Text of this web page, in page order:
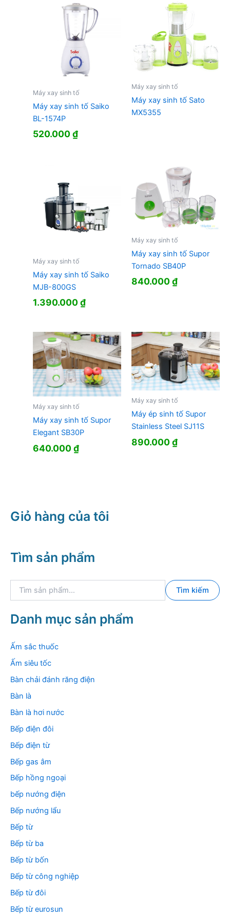
Máy xay sinh tố
Máy xay sinh tố Saiko
BL-1574P
520.000₫
Máy xay sinh tố
Máy xay sinh tố Sato
MX5355
Máy xay sinh tố
Máy xay sinh tố Saiko
MJB-800GS
1.390.000₫
Máy xay sinh tố
Máy xay sinh tố Supor
Tornado SB40P
840.000₫
Máy xay sinh tố
Máy xay sinh tố Supor
Elegant SB30P
640.000₫
Máy xay sinh tố
Máy ép sinh tố Supor
Stainless Steel SJ11S
890.000₫
Giỏ hàng của tôi
Tìm sản phẩm
k
i
m
Tìm kiếm
Danh mục sản phẩm
Ấm sắc thuốc
Ấm siêu tốc
Bàn chải đánh răng điện
Bàn là
Bàn là hơi nước
Bếp điện đôi
Bếp điện từ
Bếp gas âm
Bếp hồng ngoại
bếp nướng điện
Bếp nướng lẩu
Bếp từ
Bếp từ ba
Bếp từ bốn
Bếp từ công nghiệp
Bếp từ đôi
Bếp từ eurosun